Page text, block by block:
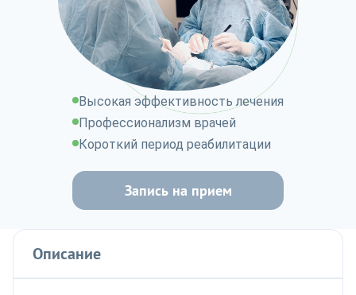
Высокая эффективность лечения
Профессионализм врачей
Короткий период реабилитации
Запись на прием
Описание